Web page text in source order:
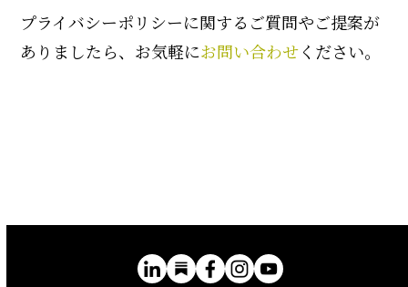
プライバシーポリシーに関するご質問やご提案が
ありましたら、お気軽にお問い合わせください。